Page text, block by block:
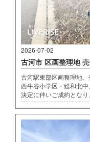
2026-07-02
古河市 区画整理地
古河駅東部区画整理地、
西牛谷小学区・総和北
決定に伴いご成約とな